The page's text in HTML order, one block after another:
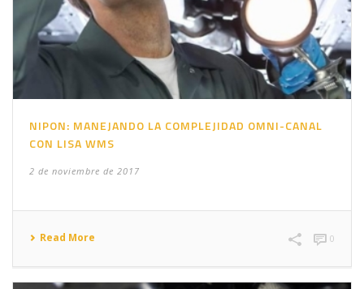
NIPON: MANEJANDO LA COMPLEJIDAD OMNI-CANAL
CON LISA WMS
2 de noviembre de 2017
Read More 0